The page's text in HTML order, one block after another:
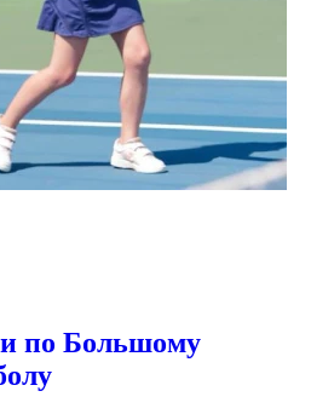
по Большому